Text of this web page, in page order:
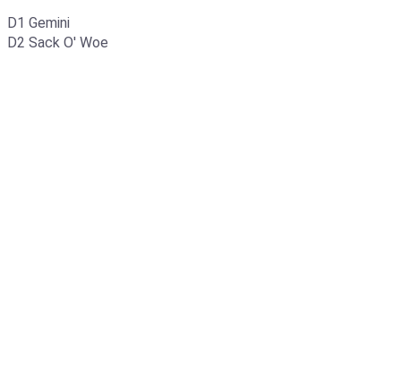
D1 Gemini
D2 Sack O' Woe